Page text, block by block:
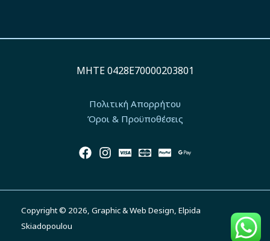
MΗΤΕ 0428Ε70000203801
Πολιτική Απορρήτου
Όροι & Προϋποθέσεις
Copyright © 2026, Graphic & Web Design, Elpida
Skiadopoulou